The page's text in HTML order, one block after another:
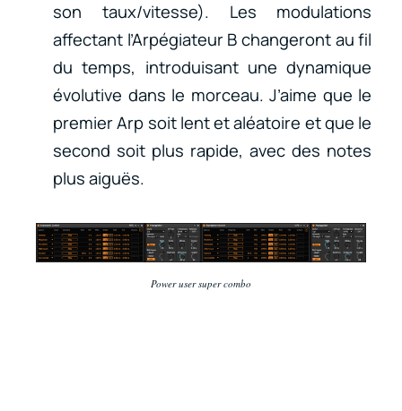
son taux/vitesse). Les modulations
affectant l’Arpégiateur B changeront au fil
du temps, introduisant une dynamique
évolutive dans le morceau. J’aime que le
premier Arp soit lent et aléatoire et que le
second soit plus rapide, avec des notes
plus aiguës.
Power user super combo